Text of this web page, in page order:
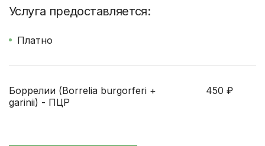
Цены Записаться
Услуга предоставляется:
Платно
Боррелии (Borrelia burgorferi +
garinii) - ПЦР
450 ₽